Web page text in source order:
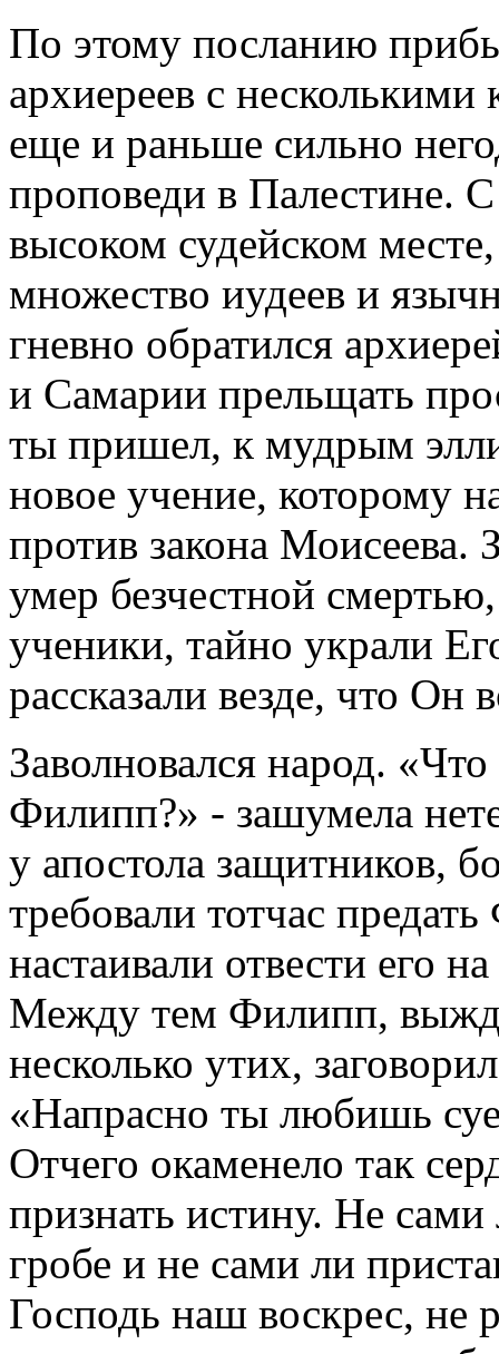
По этому посланию
архиереев с
еще и раньше сильно
проповеди в Палестине.
высоком судейском
множество иудеев и
гневно обратился
и Самарии прельщать
ты пришел, к мудрым
новое учение, которому
против закона
умер безчестной
ученики, тайно украли
рассказали везде, что Он
Заволновался народ.
Филипп?» - зашумела
у апостола защитников,
требовали тотчас
настаивали отвести его
Между тем Филипп,
несколько утих,
«Напрасно ты любишь
Отчего окаменело так
признать истину. Не
гробе и не сами ли
Господь наш воскрес, не